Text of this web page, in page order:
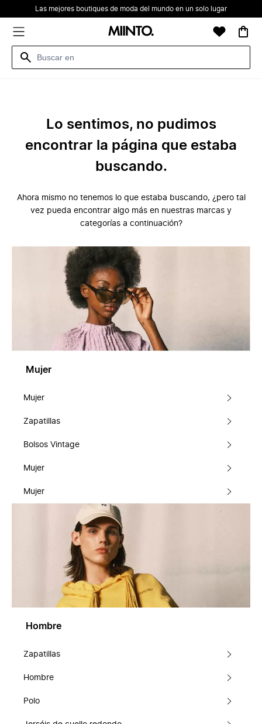
Las mejores boutiques de moda del mundo en un solo lugar
Lo sentimos, no pudimos
encontrar la página que estaba
buscando.
Ahora mismo no tenemos lo que estaba buscando, ¿pero tal
vez pueda encontrar algo más en nuestras marcas y
categorías a continuación?
Mujer
Mujer
Zapatillas
Bolsos Vintage
Mujer
Mujer
Hombre
Zapatillas
Hombre
Polo